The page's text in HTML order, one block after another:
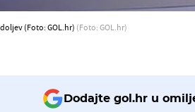
(Foto: GOL.hr) (Foto: GOL.hr)
Dodajte gol.hr u